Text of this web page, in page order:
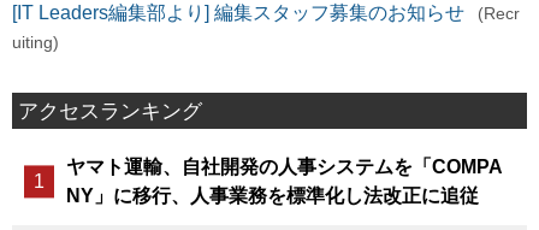
[IT Leaders編集部より] 編集スタッフ募集のお知らせ
(Recr
uiting)
アクセスランキング
ヤマト運輸、自社開発の人事システムを「COMPA
NY」に移行、人事業務を標準化し法改正に追従